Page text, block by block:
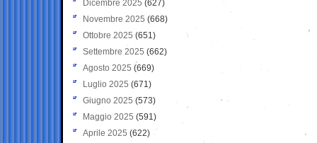
Dicembre 2025 (627)
Novembre 2025 (668)
Ottobre 2025 (651)
Settembre 2025 (662)
Agosto 2025 (669)
Luglio 2025 (671)
Giugno 2025 (573)
Maggio 2025 (591)
Aprile 2025 (622)